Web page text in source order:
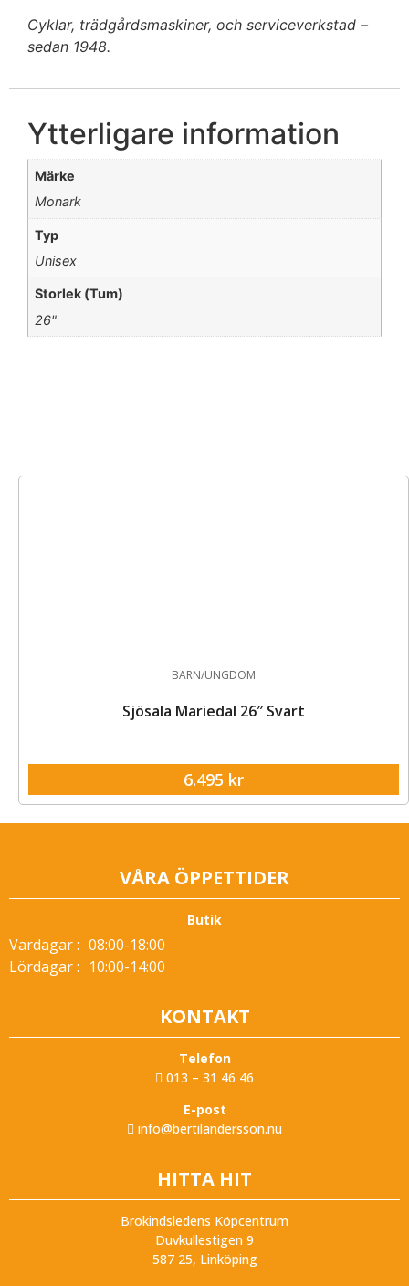
Cyklar, trädgårdsmaskiner, och serviceverkstad –
sedan 1948.
Ytterligare information
Märke
Monark
Typ
Unisex
Storlek (Tum)
26"
BARN/UNGDOM
Sjösala Mariedal 26″ Svart
6.495 kr
VÅRA ÖPPETTIDER
Butik
Vardagar : 08:00-18:00
Lördagar : 10:00-14:00
KONTAKT
Telefon
013 – 31 46 46
E-post
info@bertilandersson.nu
HITTA HIT
Brokindsledens Köpcentrum
Duvkullestigen 9
587 25, Linköping